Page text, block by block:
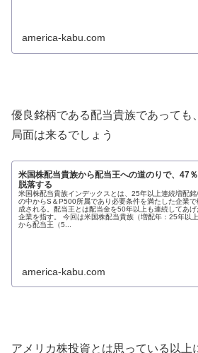
america-kabu.com
優良銘柄である配当貴族であっても
局面は来るでしょう
米国株配当貴族から配当王への道のりで、47
脱落する
米国株配当貴族インデックスとは、25年以上連続増配銘
の中からS＆P500所属であり必要条件を満たした企業で
成される。配当王とは配当金を50年以上も連続してあげ
企業を指す。 今回は米国株配当貴族（増配年：25年以上
から配当王（5...
america-kabu.com
アメリカ株投資とは思っている以上